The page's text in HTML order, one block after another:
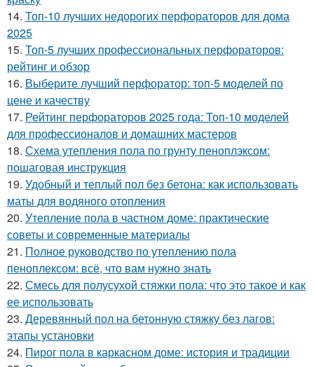
14. Топ-10 лучших недорогих перфораторов для дома
2025
15. Топ-5 лучших профессиональных перфораторов:
рейтинг и обзор
16. Выберите лучший перфоратор: топ-5 моделей по
цене и качеству
17. Рейтинг перфораторов 2025 года: Топ-10 моделей
для профессионалов и домашних мастеров
18. Схема утепления пола по грунту пеноплэксом:
пошаговая инструкция
19. Удобный и теплый пол без бетона: как использовать
маты для водяного отопления
20. Утепление пола в частном доме: практические
советы и современные материалы
21. Полное руководство по утеплению пола
пеноплексом: всё, что вам нужно знать
22. Смесь для полусухой стяжки пола: что это такое и как
ее использовать
23. Деревянный пол на бетонную стяжку без лагов:
этапы установки
24. Пирог пола в каркасном доме: история и традиции